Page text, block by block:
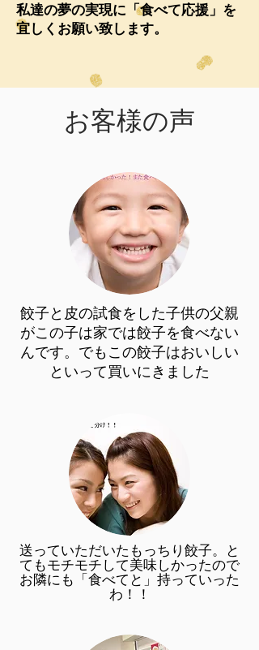
私達の夢の実現に「食べて応援」を
宜しくお願い致します。
​お客様の声
餃子と皮の試食をした子供の父親
がこの子は家では餃子を食べない
んです。でもこの餃子はおいしい
といって買いにきました
送っていただいたもっちり餃子。と
てもモチモチして美味しかったので
お隣にも「食べてと」持っていった
わ！！